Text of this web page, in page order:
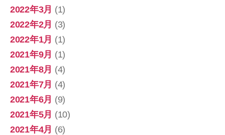
2022年3月 (1)
2022年2月 (3)
2022年1月 (1)
2021年9月 (1)
2021年8月 (4)
2021年7月 (4)
2021年6月 (9)
2021年5月 (10)
2021年4月 (6)